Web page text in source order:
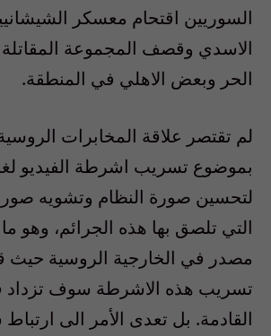
السوريين اقتحام معسكر
الاسدي وقصف المجموعة المقاتلة
الحر وبعض الاهلي في المنطقة.
لم تقتصر علاقة المخابرات
بموضوع تسريب اشرطة الفيديو
لتحسين صورة النظام وتشويه
التي تلصق بها هذه الجرائم،
مصدر في الخارجية الروسية حيث
تسريب هذه الاشرطة سوف تزداد
القادمة. بل تعدى الأمر الى